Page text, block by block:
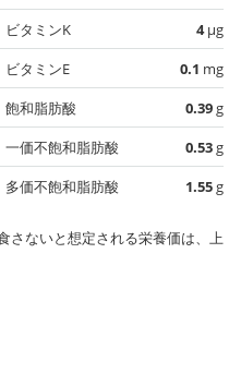
ビタミンK
4µg
ビタミンE
0.1 mg
飽和脂肪酸
0.39g
一価不飽和脂肪酸
0.53g
多価不飽和脂肪酸
1.55g
さないと想定される栄養価は、上